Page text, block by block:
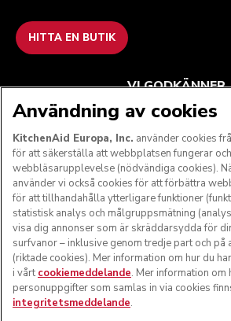
HITTA EN BUTIK
VI GODKÄNNER
FÖLJ OSS
Användning av cookies
KitchenAid Europa, Inc. använder cookies
för att säkerställa att webbplatsen fungerar
webbläsarupplevelse (nödvändiga cookies).
använder vi också cookies för att förbättra
för att tillhandahålla ytterligare funktioner
statistisk analys och målgruppsmätning
visa dig annonser som är skräddarsydda för
surfvanor – inklusive genom tredje part och
(riktade cookies). Mer information om hur du
i vårt cookiemeddelande. Mer information om
personuppgifter som samlas in via cookies
integritetsmeddelande.